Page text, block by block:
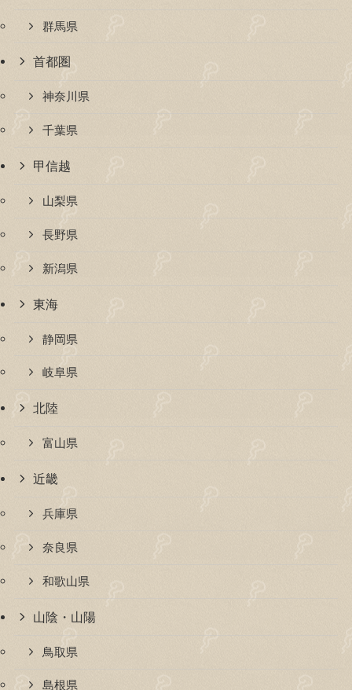
群馬県
首都圏
神奈川県
千葉県
甲信越
山梨県
長野県
新潟県
東海
静岡県
岐阜県
北陸
富山県
近畿
兵庫県
奈良県
和歌山県
山陰・山陽
鳥取県
島根県